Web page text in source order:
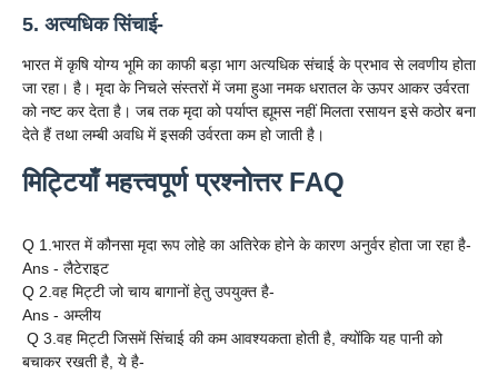
5. अत्यधिक सिंचाई-
भारत में कृषि योग्य भूमि का काफी बड़ा भाग अत्यधिक संचाई के प्रभाव से लवणीय होता
जा रहा। है। मृदा के निचले संस्तरों में जमा हुआ नमक धरातल के ऊपर आकर उर्वरता
को नष्ट कर देता है। जब तक मृदा को पर्याप्त ह्यूमस नहीं मिलता रसायन इसे कठोर बना
देते हैं तथा लम्बी अवधि में इसकी उर्वरता कम हो जाती है।
मिट्टियाँ महत्त्वपूर्ण प्रश्नोत्तर FAQ
Q 1.भारत में कौनसा मृदा रूप लोहे का अतिरेक होने के कारण अनुर्वर होता जा रहा है-
Ans - लैटेराइट
Q 2.वह मिट्टी जो चाय बागानों हेतु उपयुक्त है-
Ans - अम्लीय
Q 3.वह मिट्टी जिसमें सिंचाई की कम आवश्यकता होती है, क्योंकि यह पानी को
बचाकर रखती है, ये है-